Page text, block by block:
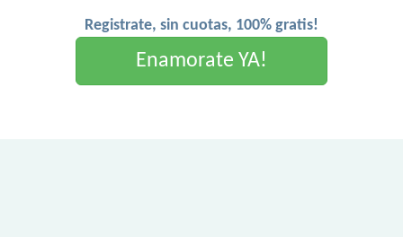
Registrate, sin cuotas, 100% gratis!
Enamorate YA!